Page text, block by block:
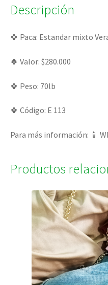
Descripción
🍀 Paca: Estandar mixto
🍀 Valor: $280.000
🍀 Peso: 70lb
🍀 Código: E 113
Para más información: 📱
Productos